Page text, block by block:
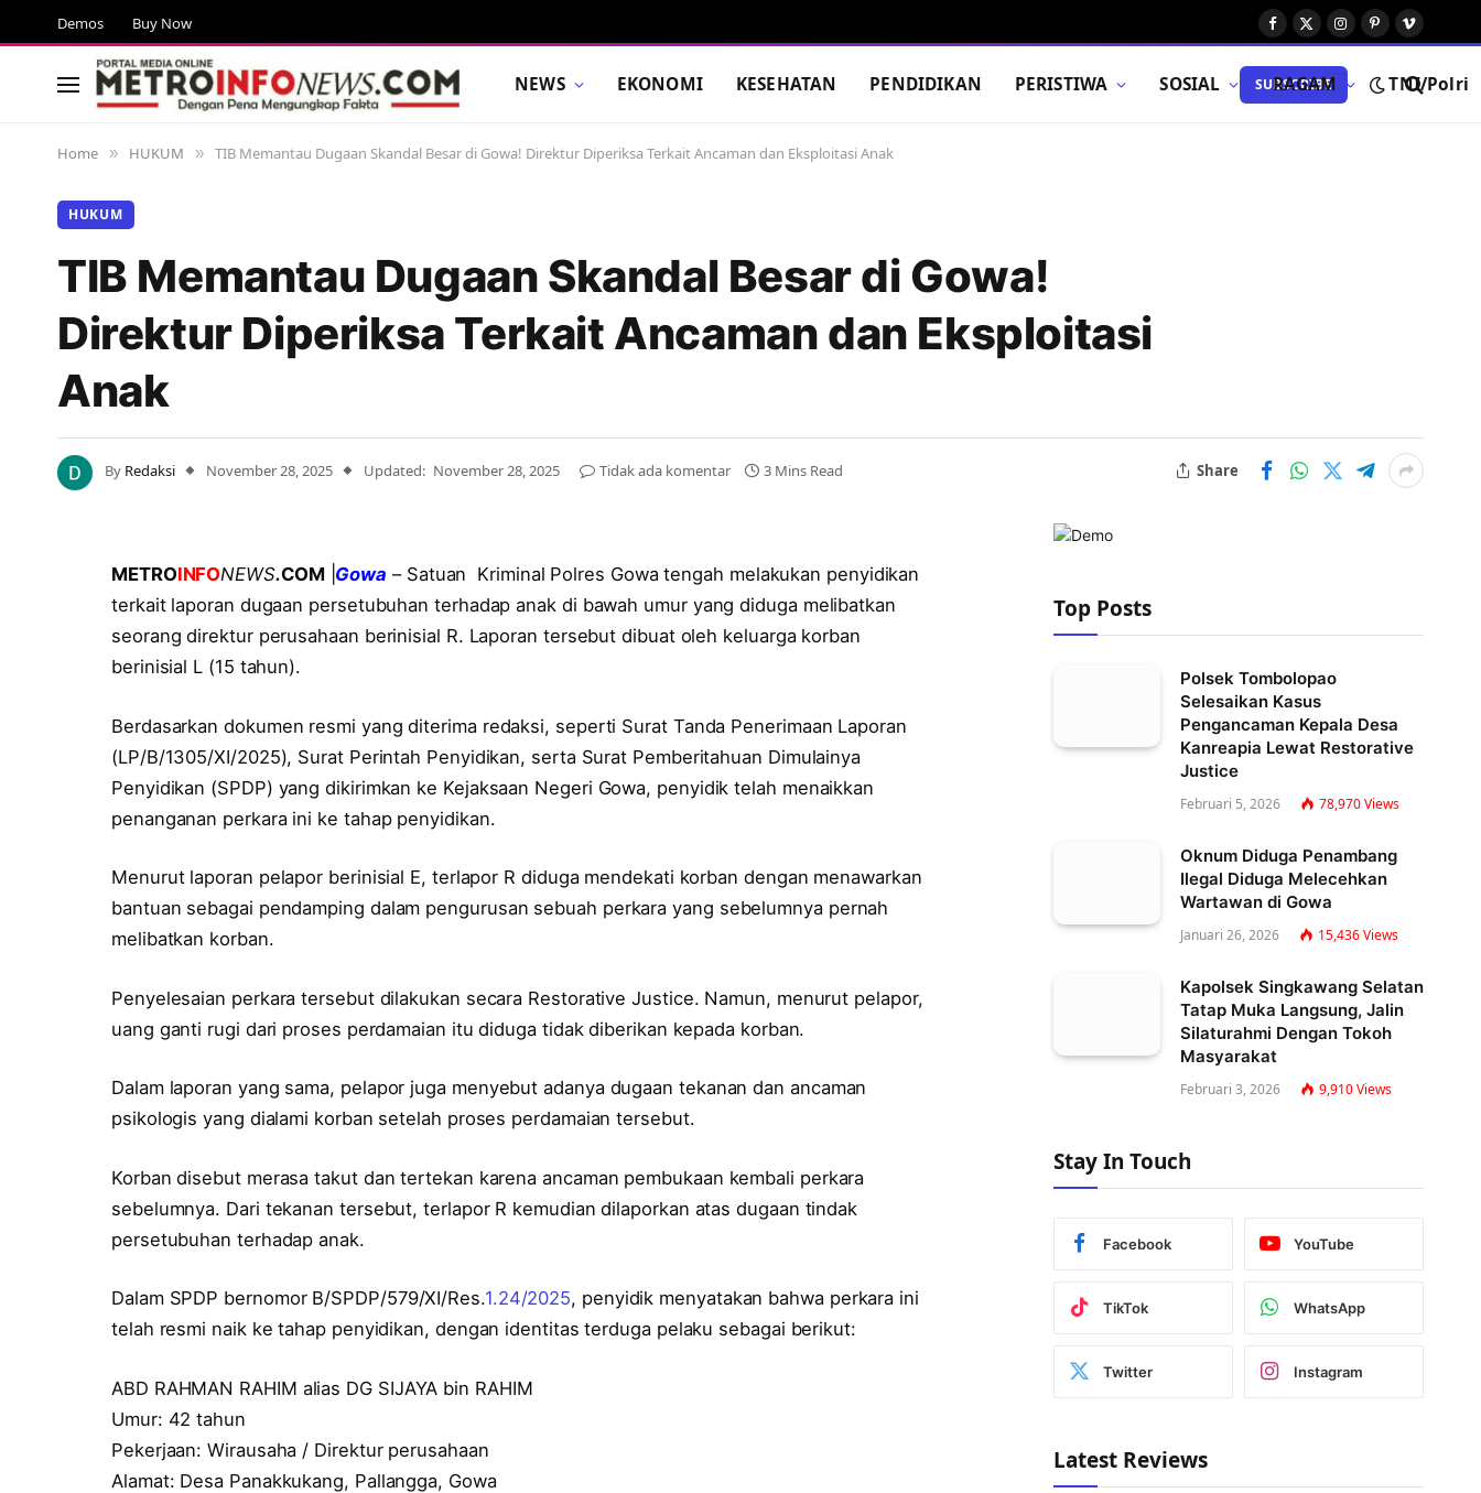
Demos Buy Now
Facebook
X
Instagram
Pinterest
Vimeo
NEWS EKONOMI KESEHATAN PENDIDIKAN PERISTIWA SOSIAL RAGAM TNI/Polri
SUBSCRIBE
Home » HUKUM » TIB Memantau Dugaan Skandal Besar di Gowa! Direktur Diperiksa Terkait Ancaman dan Eksploitasi Anak
HUKUM
TIB Memantau Dugaan Skandal Besar di Gowa!
Direktur Diperiksa Terkait Ancaman dan Eksploitasi
Anak
By Redaksi November 28, 2025 Updated: November 28, 2025 Tidak ada komentar 3 Mins Read Share
METROINFONEWS.COM| Gowa – Satuan Kriminal Polres Gowa tengah melakukan penyidikan
terkait laporan dugaan persetubuhan terhadap anak di bawah umur yang diduga melibatkan
seorang direktur perusahaan berinisial R. Laporan tersebut dibuat oleh keluarga korban
berinisial L (15 tahun).
Berdasarkan dokumen resmi yang diterima redaksi, seperti Surat Tanda Penerimaan Laporan
(LP/B/1305/XI/2025), Surat Perintah Penyidikan, serta Surat Pemberitahuan Dimulainya
Penyidikan (SPDP) yang dikirimkan ke Kejaksaan Negeri Gowa, penyidik telah menaikkan
penanganan perkara ini ke tahap penyidikan.
Menurut laporan pelapor berinisial E, terlapor R diduga mendekati korban dengan menawarkan
bantuan sebagai pendamping dalam pengurusan sebuah perkara yang sebelumnya pernah
melibatkan korban.
Penyelesaian perkara tersebut dilakukan secara Restorative Justice. Namun, menurut pelapor,
uang ganti rugi dari proses perdamaian itu diduga tidak diberikan kepada korban.
Dalam laporan yang sama, pelapor juga menyebut adanya dugaan tekanan dan ancaman
psikologis yang dialami korban setelah proses perdamaian tersebut.
Korban disebut merasa takut dan tertekan karena ancaman pembukaan kembali perkara
sebelumnya. Dari tekanan tersebut, terlapor R kemudian dilaporkan atas dugaan tindak
persetubuhan terhadap anak.
Dalam SPDP bernomor B/SPDP/579/XI/Res.1.24/2025, penyidik menyatakan bahwa perkara ini
telah resmi naik ke tahap penyidikan, dengan identitas terduga pelaku sebagai berikut:
ABD RAHMAN RAHIM alias DG SIJAYA bin RAHIM
Umur: 42 tahun
Pekerjaan: Wirausaha / Direktur perusahaan
Alamat: Desa Panakkukang, Pallangga, Gowa
Top Posts
Polsek Tombolopao
Selesaikan Kasus
Pengancaman Kepala Desa
Kanreapia Lewat Restorative
Justice
Februari 5, 2026 78,970Views
Oknum Diduga Penambang
Ilegal Diduga Melecehkan
Wartawan di Gowa
Januari 26, 2026 15,436Views
Kapolsek Singkawang Selatan
Tatap Muka Langsung, Jalin
Silaturahmi Dengan Tokoh
Masyarakat
Februari 3, 2026 9,910Views
Stay In Touch
Facebook YouTube
TikTok WhatsApp
Twitter Instagram
Latest Reviews